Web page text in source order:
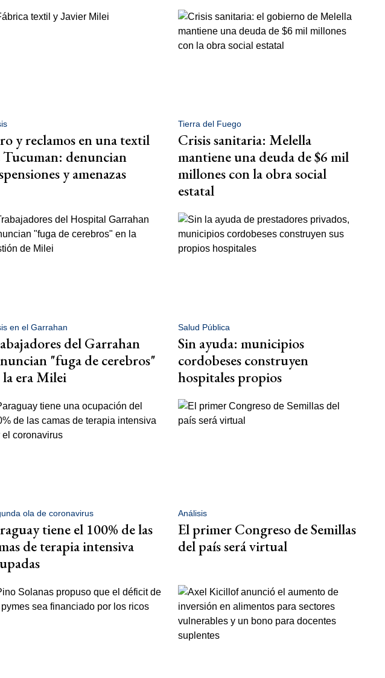
y reclamos en una textil
Tucuman: denuncian
y amenazas
Tierra del Fuego
Crisis sanitaria: Melella
mantiene una deuda de $6 mil
millones con la obra social
estatal
en el Garrahan
del Garrahan
"fuga de cerebros"
la era Milei
Salud Pública
Sin ayuda: municipios
cordobeses construyen
hospitales propios
ola de coronavirus
tiene el 100% de las
de terapia intensiva
Análisis
El primer Congreso de Semillas
del país será virtual